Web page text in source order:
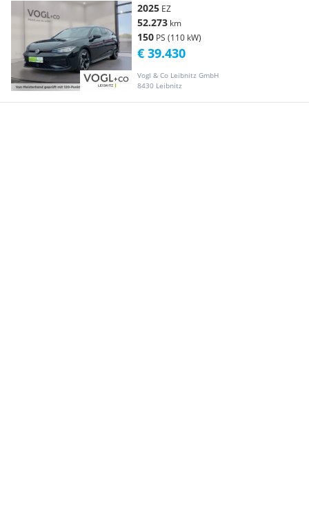
2025 EZ
52.273 km
150 PS (110 kW)
Vogl & Co Leibnitz GmbH
8430 Leibnitz
€ 39.430